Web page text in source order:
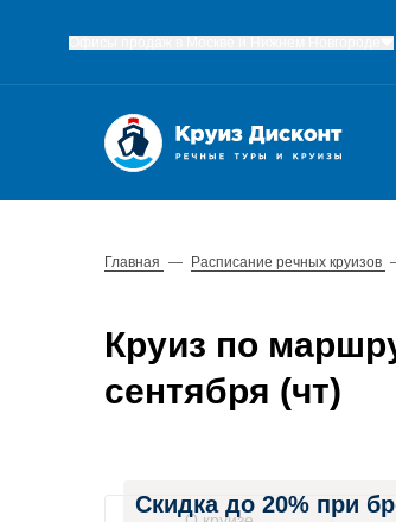
Главная — Расписание речных круизов
Круиз по
сентября (чт)
Скидка до 20% при